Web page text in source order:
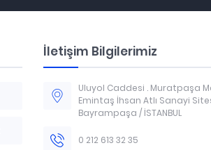
İletişim Bilgilerimiz
Uluyol Caddesi . Muratpaşa
Emintaş İhsan Atlı Sanayi
Bayrampaşa / İSTANBUL
0 212 613 32 35